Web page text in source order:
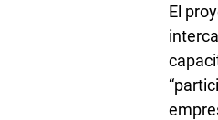
El